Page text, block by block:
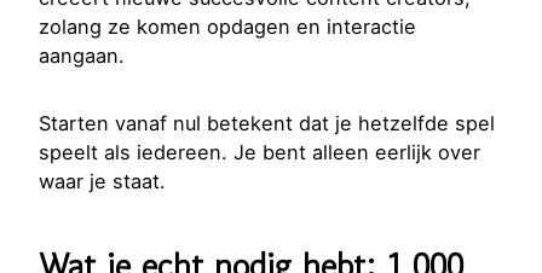
zolang ze komen opdagen en interactie
aangaan.
Starten vanaf nul betekent dat je hetzelfde spel
speelt als iedereen. Je bent alleen eerlijk over
waar je staat.